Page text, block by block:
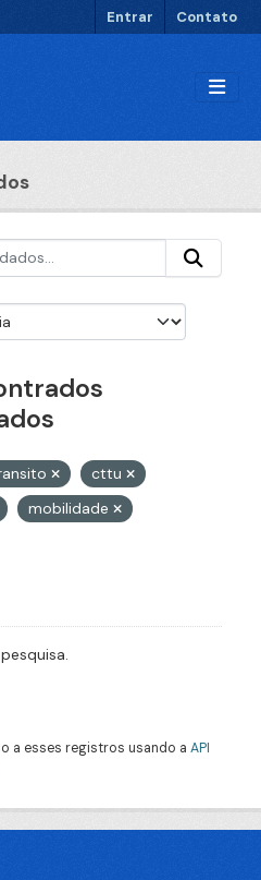
Entrar Contato
cttu
mobilidade
a esses registros usando a API